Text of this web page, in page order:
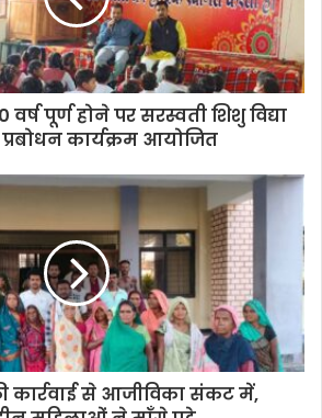
पूर्ण होने पर सरस्वती शिशु विद्या
कार्यक्रम आयोजित
कार्रवाई से आजीविका संकट में,